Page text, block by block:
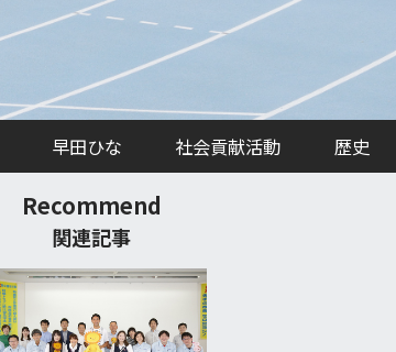
早田ひな 社会貢献活動 歴史
Recommend
関連記事